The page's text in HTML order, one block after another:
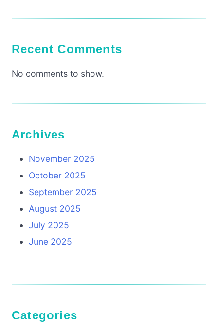
Recent Comments
No comments to show.
Archives
November 2025
October 2025
September 2025
August 2025
July 2025
June 2025
Categories